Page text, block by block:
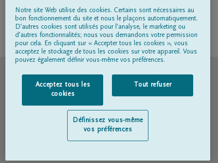
Suivez-nous sur
Conditions d'utilisation
Déclaration relative à la vie privée
Déclaration d’accessibilité
Notre site Web utilise des cookies. Certains sont nécessaires au
bon fonctionnement du site et nous le plaçons automatiquement.
D'autres cookies sont utilisés pour l'analyse, le marketing ou
d'autres fonctionnalités; nous vous demandons votre permission
pour cela. En cliquant sur « Accepter tous les cookies », vous
acceptez le stockage de tous les cookies sur votre appareil. Vous
pouvez également définir vous-même vos préférences.
Acceptez tous les
cookies
Tout refuser
Définissez vous-même
vos préférences